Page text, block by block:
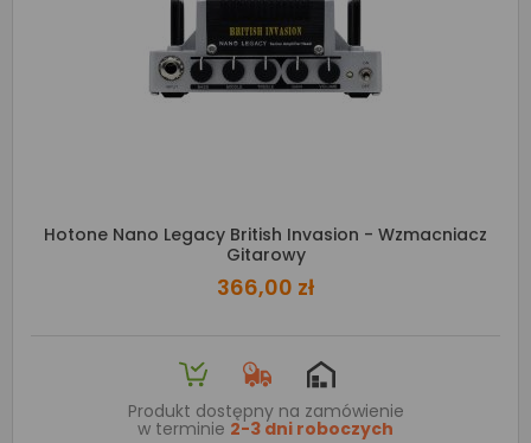
Hotone Nano Legacy British Invasion - Wzmacniacz
Gitarowy
366,00 zł
Produkt dostępny na zamówienie
w terminie 2-3 dni roboczych